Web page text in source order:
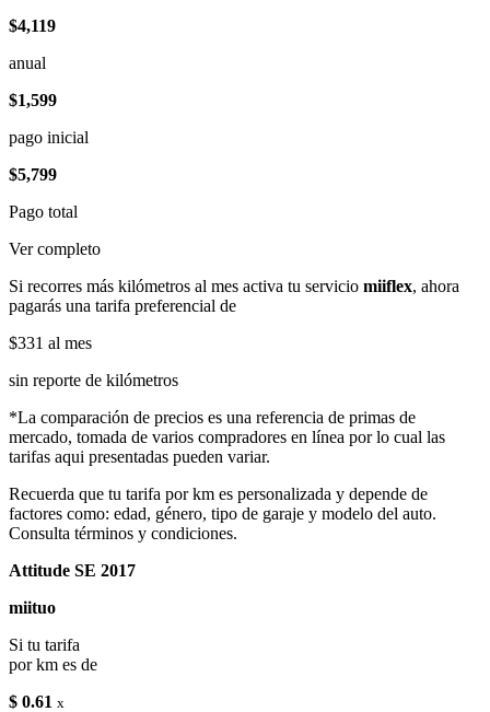
$4,119
anual
$1,599
pago inicial
$5,799
Pago total
Ver completo
Si recorres más kilómetros al mes activa tu servicio miiflex, ahora
pagarás una tarifa preferencial de
$331 al mes
sin reporte de kilómetros
*La comparación de precios es una referencia de primas de
mercado, tomada de varios compradores en línea por lo cual las
tarifas aqui presentadas pueden variar.
Recuerda que tu tarifa por km es personalizada y depende de
factores como: edad, género, tipo de garaje y modelo del auto.
Consulta términos y condiciones.
Attitude SE 2017
miituo
Si tu tarifa
por km es de
$ 0.61 x